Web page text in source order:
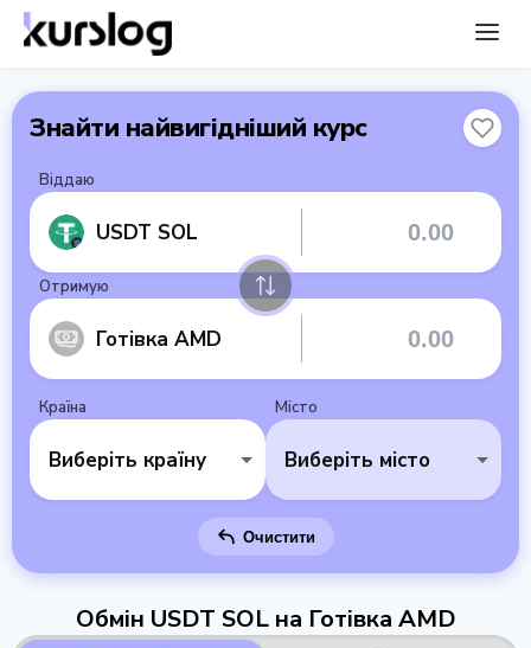
Знайти найвигідніший курс
Віддаю
USDT SOL
Отримую
Готівка AMD
Країна
Виберіть країну
Місто
Виберіть місто
Очистити
Обмін USDT SOL на Готівка AMD